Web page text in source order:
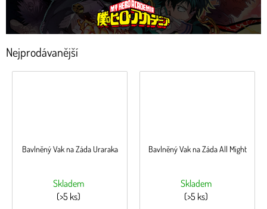
Nejprodávanější
Bavlněný Vak na Záda Uraraka
Skladem
(>5 ks)
Bavlněný Vak na Záda All Might
Skladem
(>5 ks)